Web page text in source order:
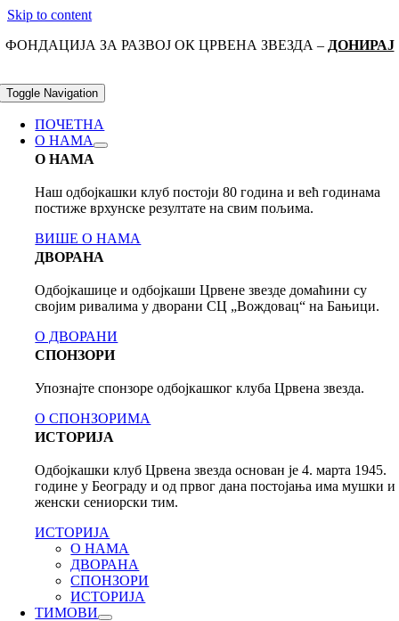
Skip to content
ФОНДАЦИЈА ЗА РАЗВОЈ ОК ЦРВЕНА ЗВЕЗДА – ДОНИРАЈ
Toggle Navigation
ПОЧЕТНА
О НАМА
О НАМА
Наш одбојкашки клуб постоји 80 годинa и већ годинама
постиже врхунске резултате на свим пољима.
ВИШЕ О НАМА
ДВОРАНА
Одбојкашице и одбојкаши Црвене звезде домаћини су
својим ривалима у дворани СЦ „Вождовац“ на Бањици.
О ДВОРАНИ
СПОНЗОРИ
Упознајте спонзоре одбојкашког клуба Црвена звезда.
О СПОНЗОРИМА
ИСТОРИЈА
Одбојкашки клуб Црвена звезда основан је 4. марта 1945.
године у Београду и од првог дана постојања има мушки и
женски сениорски тим.
ИСТОРИЈА
О НАМА
ДВОРАНА
СПОНЗОРИ
ИСТОРИЈА
ТИМОВИ